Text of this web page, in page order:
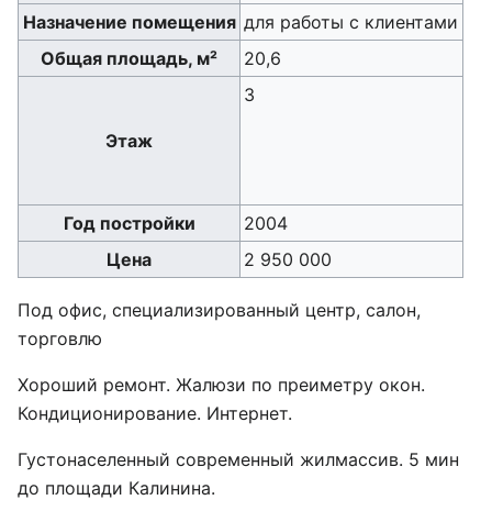
Назначение помещения для работы с клиентами
Общая площадь, м²
20,6
Этаж
3
Год постройки
2004
Цена
2 950 000
Под офис, специализированный центр, салон,
торговлю
Хороший ремонт. Жалюзи по преиметру окон.
Кондиционирование. Интернет.
Густонаселенный современный жилмассив. 5 мин
до площади Калинина.